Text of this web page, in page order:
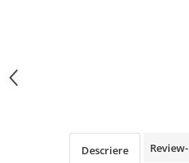
Camere si subansamble
Descriere